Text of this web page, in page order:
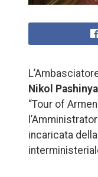
Nikol
“Tour of
incaricata